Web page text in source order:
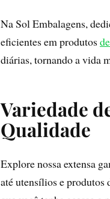
Na Sol Embalagens,
eficientes em produtos
diárias, tornando a vida
Variedade
Qualidade
Explore nossa extensa
até utensílios e produtos